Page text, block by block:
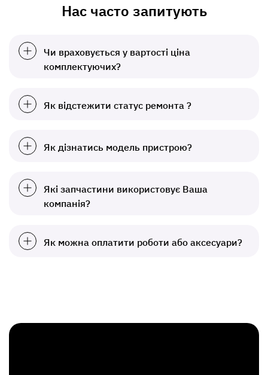
Нас часто запитують
Чи враховується у вартості ціна
комплектуючих?
Як відстежити статус ремонта ?
Як дізнатись модель пристрою?
Які запчастини використовує Ваша
компанія?
Як можна оплатити роботи або аксесуари?